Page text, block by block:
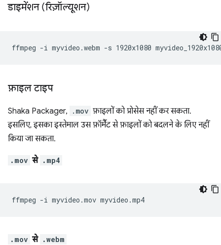
डाइमेंशन (रिज़ॉल्यूशन)
ffmpeg -i myvideo.webm -s 1920x1080
फ़ाइल टाइप
Shaka Packager, .mov फ़ाइलों को प्रोसेस नहीं कर सकता.
इसलिए, इसका इस्तेमाल उस फ़ॉर्मैट से फ़ाइलों को बदलने के लिए नहीं
किया जा सकता.
.mov से .mp4
ffmpeg -i myvideo.mov
.mov से .webm